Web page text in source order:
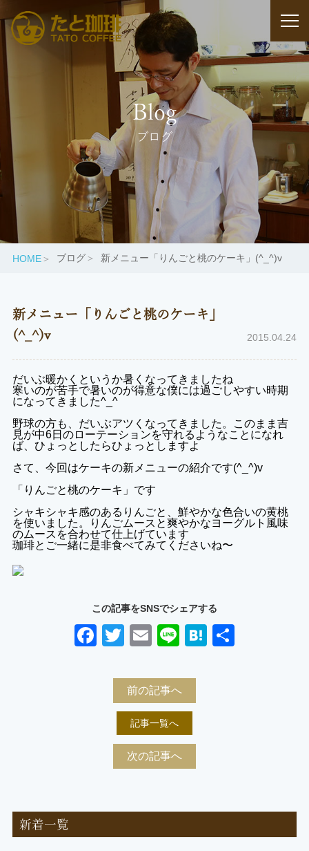
Blog
ブログ
HOME ブログ 新メニュー「りんごと桃のケーキ」(^_^)v
新メニュー「りんごと桃のケーキ」
(^_^)v
2015.04.24
だいぶ暖かくというか暑くなってきましたね
寒いのが苦手で暑いのが得意な僕には過ごしやすい時期
になってきました^_^
野球の方も、だいぶアツくなってきました。このまま吉
見が中6日のローテーションを守れるようなことになれ
ば、ひょっとしたらひょっとしますよ
さて、今回はケーキの新メニューの紹介です(^_^)v
「りんごと桃のケーキ」です
シャキシャキ感のあるりんごと、鮮やかな色合いの黄桃
を使いました。りんごムースと爽やかなヨーグルト風味
のムースを合わせて仕上げています
珈琲とご一緒に是非食べてみてくださいね〜
この記事をSNSでシェアする
Facebook
TwitterEmailLineHatena
前の記事へ
記事一覧へ
次の記事へ
新着一覧